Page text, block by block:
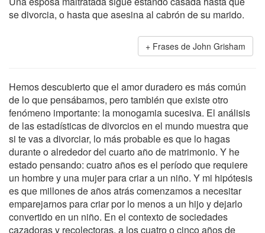
se divorcia, o hasta que asesina al cabrón de su marido.
Frases de John Grisham
Hemos descubierto que el amor duradero es más común
de lo que pensábamos, pero también que existe otro
fenómeno importante: la monogamia sucesiva. El análisis
de las estadísticas de divorcios en el mundo muestra que
si te vas a divorciar, lo más probable es que lo hagas
durante o alrededor del cuarto año de matrimonio. Y he
estado pensando: cuatro años es el período que requiere
un hombre y una mujer para criar a un niño. Y mi hipótesis
es que millones de años atrás comenzamos a necesitar
emparejarnos para criar por lo menos a un hijo y dejarlo
convertido en un niño. En el contexto de sociedades
cazadoras y recolectoras, a los cuatro o cinco años de